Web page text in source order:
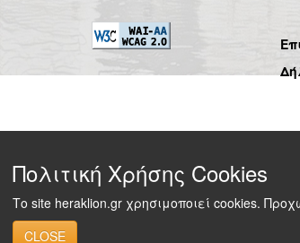
Πολιτική Χρήσης Cookies
Το site heraklion.gr χρησιμοποιεί cookies.
CLOSE